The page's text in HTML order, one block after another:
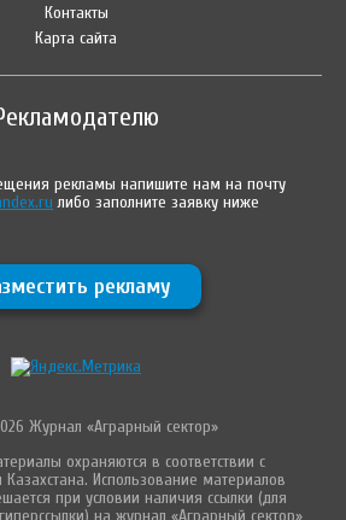
Контакты
Карта сайта
рекламы напишите нам на почту
либо заполните заявку ниже
рекламу
Журнал «Аграрный сектор»
охраняются в соответствии с
Казахстана. Использование материалов
при условии наличия ссылки (для
на журнал «Аграрный сектор»